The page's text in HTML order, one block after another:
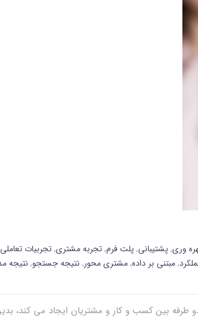
وری,پشتیبانی,پلت فرم,تجربه مشتری,تجربیات تعاملی
,مبتنی بر داده,مشتری محور, نتیجه جستجو, نتیجه
طرفه بین کسب و کار و مشتریان ایجاد می کند،